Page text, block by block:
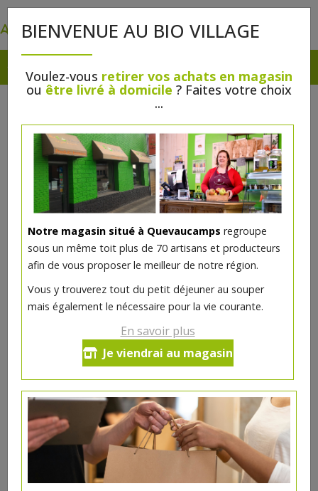
BIENVENUE AU BIO VILLAGE
Voulez-vous retirer vos achats en magasin
ou être livré à domicile ? Faites votre choix
...
Notre magasin situé à Quevaucamps regroupe
sous un même toit plus de 70 artisans et producteurs
afin de vous proposer le meilleur de notre région.
Vous y trouverez tout du petit déjeuner au souper
mais également le nécessaire pour la vie courante.
En savoir plus
Je viendrai au magasin
Brochettes de poulet marinées
(paquet de 2 pièces) - Boucherie
ABC
14.47€/kg
- paquet +
5.21€